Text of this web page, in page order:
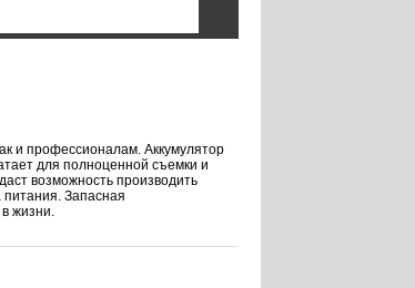
и профессионалам. Аккумулятор
для полноценной съемки и
возможность производить
питания. Запасная
жизни.